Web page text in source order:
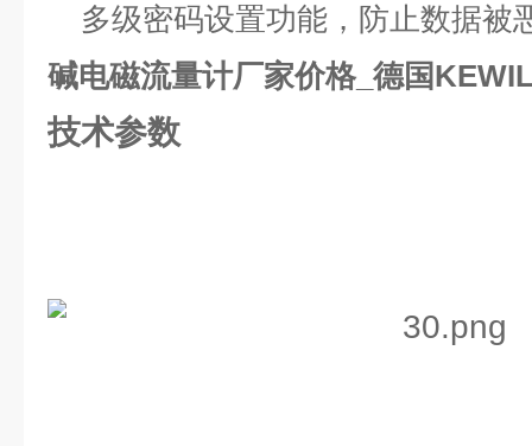
多级密码设置功能，防止数据被
碱电磁流量计厂家价格_德国
技术参数